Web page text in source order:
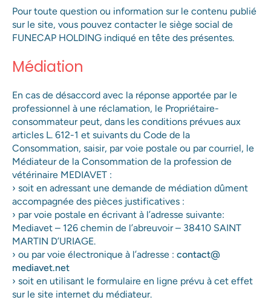
Pour toute question ou information sur le contenu publié
sur le site, vous pouvez contacter le siège social de
FUNECAP HOLDING indiqué en tête des présentes.
Médiation
En cas de désaccord avec la réponse apportée par le
professionnel à une réclamation, le Propriétaire-
consommateur peut, dans les conditions prévues aux
articles L. 612-1 et suivants du Code de la
Consommation, saisir, par voie postale ou par courriel, le
Médiateur de la Consommation de la profession de
vétérinaire MEDIAVET :
› soit en adressant une demande de médiation dûment
accompagnée des pièces justificatives :
› par voie postale en écrivant à l’adresse suivante:
Mediavet – 126 chemin de l’abreuvoir – 38410 SAINT
MARTIN D’URIAGE.
› ou par voie électronique à l’adresse : contact@
mediavet.net
› soit en utilisant le formulaire en ligne prévu à cet effet
sur le site internet du médiateur.